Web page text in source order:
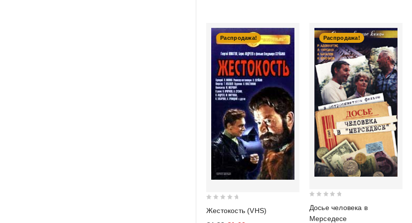
Распродажа!
Жестокость (VHS)
Распродажа!
out
Досье человека в
Мерседесе